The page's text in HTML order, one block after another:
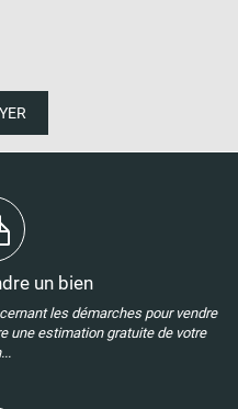
un bien
les démarches pour vendre
une estimation gratuite de votre